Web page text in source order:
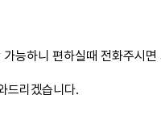
능하니 편하실때 전화주시면
드리겠습니다.